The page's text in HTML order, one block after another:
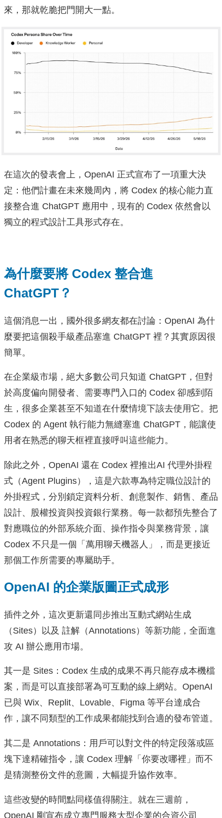
來，那就乾脆把門開大一點。
在這次的發表會上，OpenAI 正式宣布了一項重大決
定：他們計畫在未來幾周內，將 Codex 的核心能力直
接整合進 ChatGPT 應用中，現有的 Codex 依然會以
獨立的程式設計工具形式存在。
為什麼要將 Codex 整合進
ChatGPT？
這個消息一出，國外很多網友都在討論：OpenAI 為什
麼要把這個殺手級產品塞進 ChatGPT 裡？其實原因很
簡單。
在企業級市場，絕大多數公司只知道 ChatGPT，但對
於高度偏向開發者、需要專門入口的 Codex 卻感到陌
生，很多企業甚至不知道在什麼情境下該去使用它。把
Codex 的 Agent 執行能力無縫塞進 ChatGPT，能讓使
用者在熟悉的聊天框裡直接呼叫這些能力。
除此之外，OpenAI 還在 Codex 裡推出AI 代理外掛程
式（Agent Plugins），這是六款專為特定職位設計的
外掛程式，分別鎖定資料分析、創意製作、銷售、產品
設計、股權投資與投資銀行業務。每一款都預先整合了
對應職位的外部系統介面、操作指令與業務背景，讓
Codex 不只是一個「萬用聊天機器人」，而是更接近
那個工作所需要的專屬助手。
OpenAI 的企業版圖正式成形
插件之外，這次更新還同步推出互動式網站生成
（Sites）以及 註解（Annotations）等新功能，全面進
攻 AI 辦公應用市場。
其一是 Sites：Codex 生成的成果不再只能存成本機檔
案，而是可以直接部署為可互動的線上網站。OpenAI
已與 Wix、Replit、Lovable、Figma 等平台達成合
作，讓不同類型的工作成果都能找到合適的發布管道。
其二是 Annotations：用戶可以對文件的特定段落或區
塊下達精確指令，讓 Codex 理解「你要改哪裡」而不
是猜測整份文件的意圖，大幅提升協作效率。
這些改變的時間點同樣值得關注。就在三週前，
OpenAI 剛宣布成立專門服務大型企業的合資公司